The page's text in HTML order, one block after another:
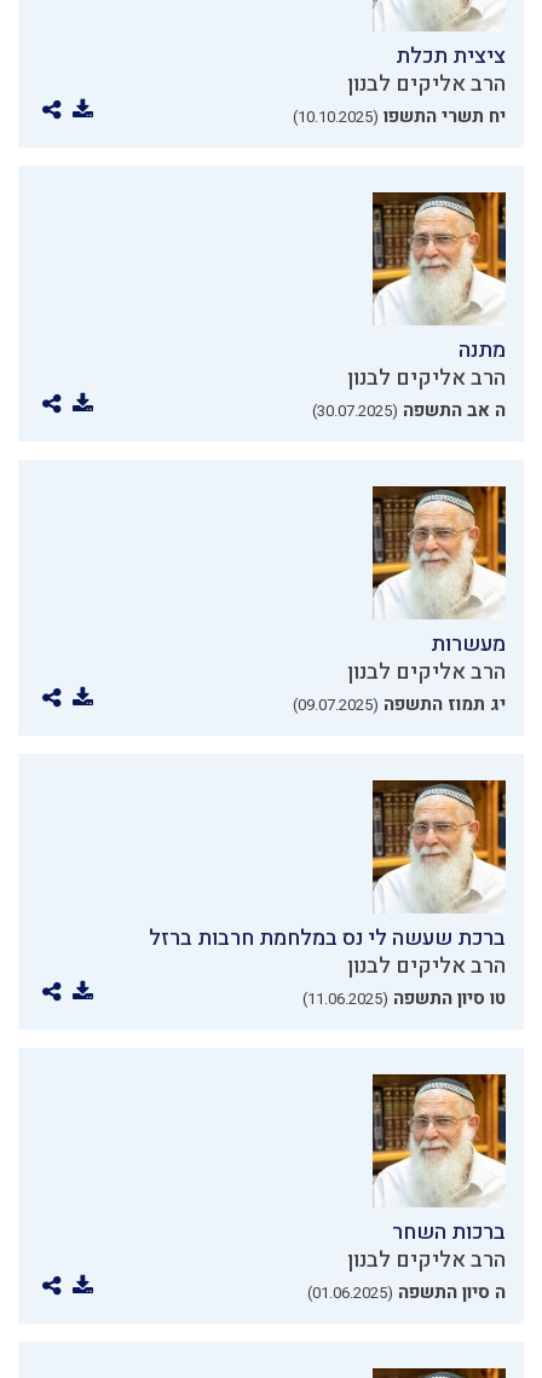
ציצית תכלת
הרב אליקים לבנון
יח תשרי התשפו (10.10.2025)
מתנה
הרב אליקים לבנון
ה אב התשפה (30.07.2025)
מעשרות
הרב אליקים לבנון
יג תמוז התשפה (09.07.2025)
ברכת שעשה לי נס במלחמת חרבות ברזל
הרב אליקים לבנון
טו סיון התשפה (11.06.2025)
ברכות השחר
הרב אליקים לבנון
ה סיון התשפה (01.06.2025)